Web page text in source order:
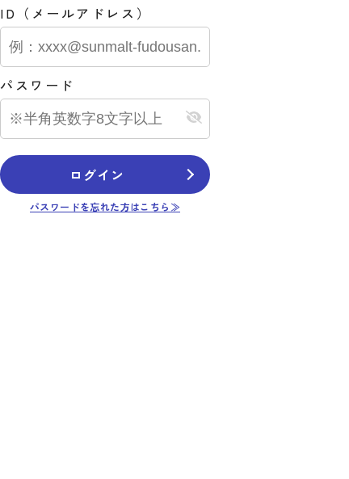
ID（メールアドレス）
パスワード
ログイン
パスワードを忘れた方はこちら≫